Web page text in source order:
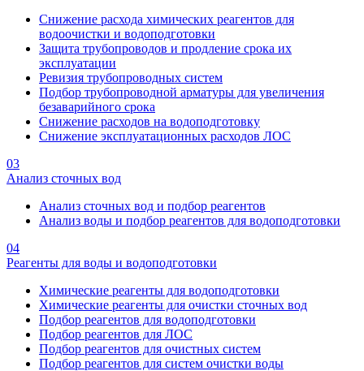
Снижение расхода химических реагентов для
водоочистки и водоподготовки
Защита трубопроводов и продление срока их
эксплуатации
Ревизия трубопроводных систем
Подбор трубопроводной арматуры для увеличения
безаварийного срока
Снижение расходов на водоподготовку
Снижение эксплуатационных расходов ЛОС
03
Анализ сточных вод
Анализ сточных вод и подбор реагентов
Анализ воды и подбор реагентов для водоподготовки
04
Реагенты для воды и водоподготовки
Химические реагенты для водоподготовки
Химические реагенты для очистки сточных вод
Подбор реагентов для водоподготовки
Подбор реагентов для ЛОС
Подбор реагентов для очистных систем
Подбор реагентов для систем очистки воды